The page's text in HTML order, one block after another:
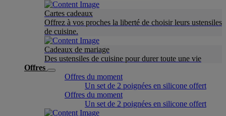
Cartes cadeaux
Offrez à vos proches la liberté de choisir leurs ustensiles
de cuisine.
Cadeaux de mariage
Des ustensiles de cuisine pour durer toute une vie
Offres
Offres du moment
Un set de 2 poignées en silicone offert
Offres du moment
Un set de 2 poignées en silicone offert